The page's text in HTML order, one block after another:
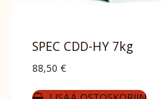
SPEC CDD-HY 7kg
88,50 €